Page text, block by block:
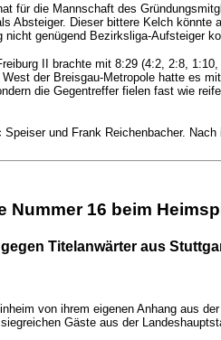
für die Mannschaft des
Dieser bittere Kelch
genügend Bezirksliga-Aufsteiger
II brachte mit 8:29 (4:2, 2:8,
der Breisgau-Metropole hatte es
die Gegentreffer fielen fast wie
und Frank Reichenbacher.
Nummer 16 beim
Titelanwärter aus
von ihrem eigenen Anhang aus
Gäste aus der